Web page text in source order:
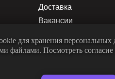
Доставка
Вакансии
Контакты
Условия оплаты
для хранения
файлами. Посмотреть